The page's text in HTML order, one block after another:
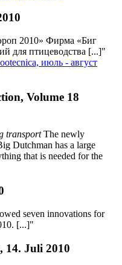
2010» Фирма «Биг
для птицеводства [...]"
июль - август
Volume 18
transportThe newly
Dutchman has a large
that is needed for the
seven innovations for
[...]"
14. Juli 2010